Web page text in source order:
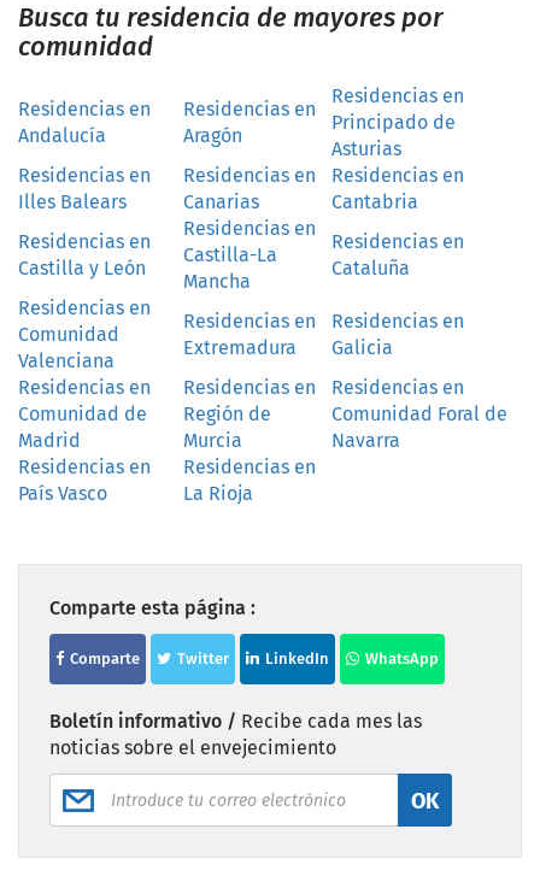
Busca tu residencia de mayores por
comunidad
Residencias en
Andalucía
Residencias en
Aragón
Residencias en
Principado de
Asturias
Residencias en
Illes Balears
Residencias en
Canarias
Residencias en
Cantabria
Residencias en
Castilla y León
Residencias en
Castilla-La
Mancha
Residencias en
Cataluña
Residencias en
Comunidad
Valenciana
Residencias en
Extremadura
Residencias en
Galicia
Residencias en
Comunidad de
Madrid
Residencias en
Región de
Murcia
Residencias en
Comunidad Foral de
Navarra
Residencias en
País Vasco
Residencias en
La Rioja
Comparte esta página :
Comparte Twitter LinkedIn WhatsApp
Boletín informativo / Recibe cada mes las
noticias sobre el envejecimiento
OK